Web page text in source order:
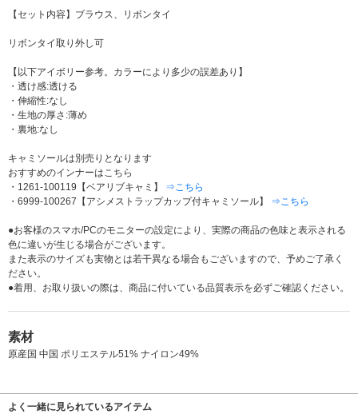
【セット内容】ブラウス、リボンタイ
リボンタイ取り外し可
【以下アイボリー参考。カラーにより多少の誤差あり】
・透け感:透ける
・伸縮性:なし
・生地の厚さ:薄め
・裏地:なし
キャミソールは別売りとなります
おすすめのインナーはこちら
・1261-100119【ベアリブキャミ】 ⇒こちら
・6999-100267【アシメストラップカップ付キャミソール】 ⇒こちら
●お客様のスマホ/PCのモニターの設定により、実際の商品の色味と表示される
色に違いが生じる場合がございます。
また表示のサイズも実物とは若干異なる場合もございますので、予めご了承く
ださい。
●着用、お取り扱いの際は、商品に付いている品質表示を必ずご確認ください。
素材
原産国 中国 ポリエステル51% ナイロン49%
よく一緒に見られているアイテム